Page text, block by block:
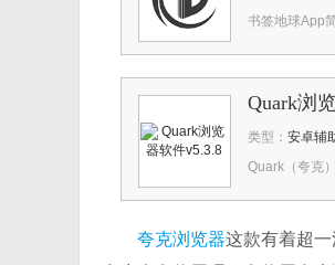
书签地球App
Quark浏
类型： 安卓辅
Quark（夸克
夸克浏览器这款有着超一